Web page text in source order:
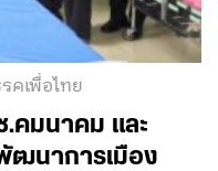
คเพื่อไทย
.คมนาคม และ
ฒนาการเมือง